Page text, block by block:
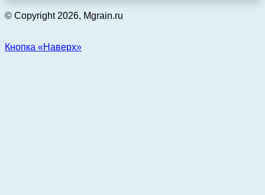
© Copyright 2026, Mgrain.ru
Кнопка «Наверх»